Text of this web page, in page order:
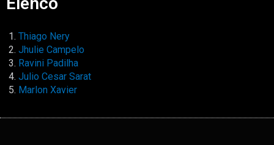
Thiago Nery
Jhulie Campelo
Ravini Padilha
Julio Cesar Sarat
Marlon Xavier